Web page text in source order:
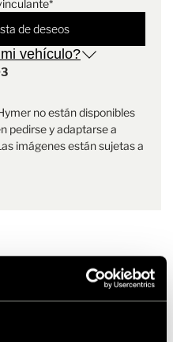
posterior para que el calor
posterior y resulten
largos.
para que no se suelten
con el interior de la cabina del
en los mundos vitales del
1.9 kg
de deseos
vehículo?
no están disponibles
pedirse y adaptarse a
imágenes están sujetas a